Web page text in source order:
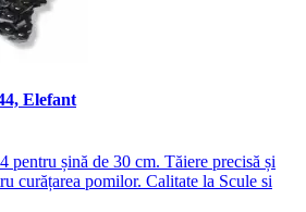
Elefant
pentru șină de 30 cm. Tăiere precisă și
curățarea pomilor. Calitate la Scule si